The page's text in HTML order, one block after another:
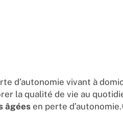
d’autonomie vivant à
la qualité de vie au
âgées en perte